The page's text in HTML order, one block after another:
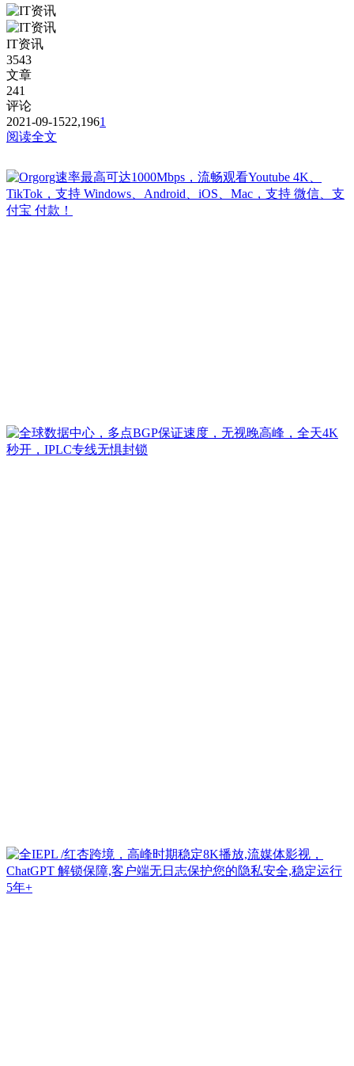
IT资讯
3543
文章
241
评论
2021-09-1522,1961
阅读全文